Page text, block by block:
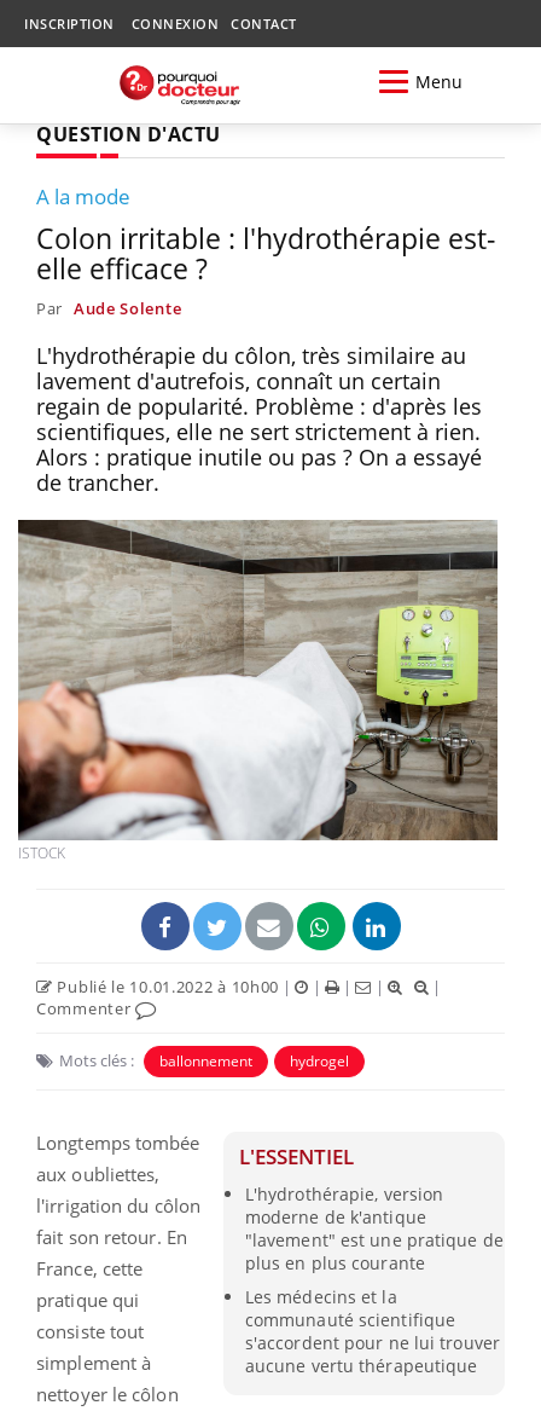
INSCRIPTION CONNEXION CONTACT
Menu
QUESTION D'ACTU
A la mode
Colon irritable : l'hydrothérapie est-
elle efficace ?
Par Aude Solente
L'hydrothérapie du côlon, très similaire au
lavement d'autrefois, connaît un certain
regain de popularité. Problème : d'après les
scientifiques, elle ne sert strictement à rien.
Alors : pratique inutile ou pas ? On a essayé
de trancher.
ISTOCK
Publié le 10.01.2022 à 10h00 | | | |
|
Commenter
Mots clés : ballonnement hydrogel
L'ESSENTIEL
L'hydrothérapie, version
moderne de k'antique
"lavement" est une pratique de
plus en plus courante
Les médecins et la
communauté scientifique
s'accordent pour ne lui trouver
aucune vertu thérapeutique
Longtemps tombée
aux oubliettes,
l'irrigation du côlon
fait son retour. En
France, cette
pratique qui
consiste tout
simplement à
nettoyer le côlon